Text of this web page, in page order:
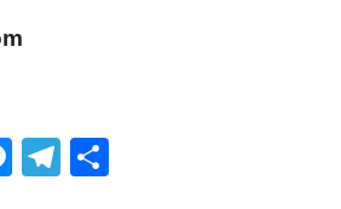
Messenger
Telegram